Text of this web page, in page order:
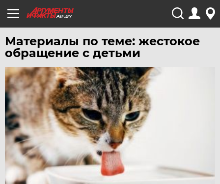
AIF.BY
Материалы по теме: жестокое
обращение с детьми